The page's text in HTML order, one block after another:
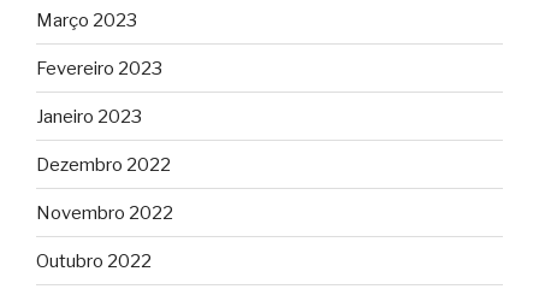
Março 2023
Fevereiro 2023
Janeiro 2023
Dezembro 2022
Novembro 2022
Outubro 2022